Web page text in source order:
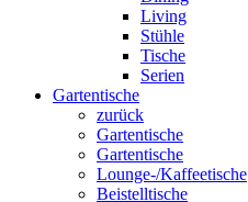
Living
Stühle
Tische
Serien
Gartentische
zurück
Gartentische
Gartentische
Lounge-/Kaffeetische
Beistelltische